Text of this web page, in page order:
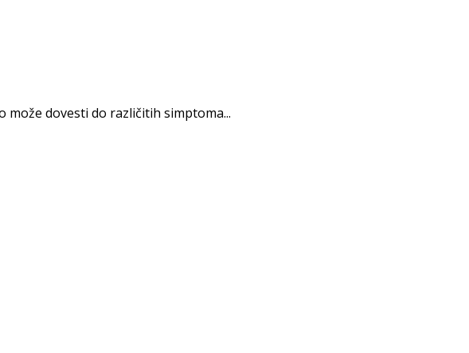
može dovesti do različitih simptoma...